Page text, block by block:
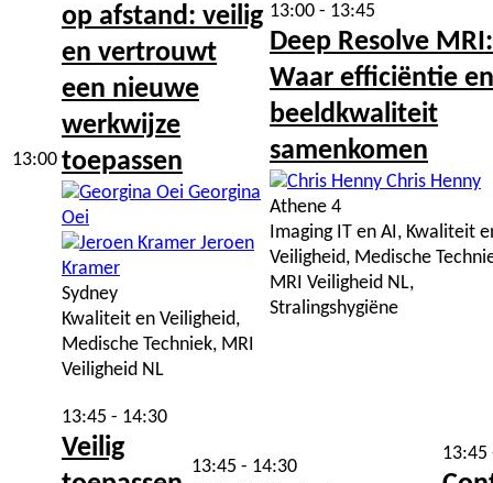
13:00
op afstand: veilig
en vertrouwt
een nieuwe
werkwijze
toepassen
Georgina
Oei
Jeroen
Kramer
Sydney
Kwaliteit en Veiligheid,
Medische Techniek, MRI
Veiligheid NL
13:00 - 13:45
Deep Resolve MRI:
Waar efficiëntie en
beeldkwaliteit
samenkomen
Chris Henny
Athene 4
Imaging IT en AI, Kwaliteit
Veiligheid, Medische
MRI Veiligheid NL,
Stralingshygiëne
13:45 - 14:30
Veilig
13:45 - 14:30
13:45